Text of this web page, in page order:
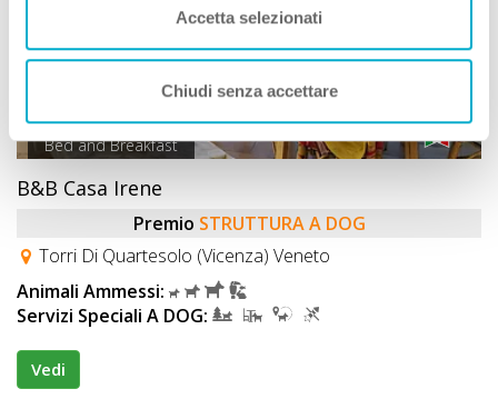
Accetta selezionati
Chiudi senza accettare
Bed and Breakfast
B&B Casa Irene
Premio STRUTTURA A DOG
Torri Di Quartesolo (Vicenza) Veneto
Animali Ammessi:
Servizi Speciali A DOG:
Vedi